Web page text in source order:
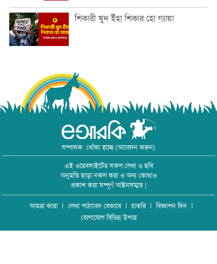
শিকারী খুদ ইঁহা শিকার হো গ্যায়া
সম্পাদক: খোঁজা হচ্ছে (আবেদন করুন)
এই ওয়েবসাইটের সকল লেখা ও ছবি
অনুমতি ছাড়া নকল করা ও অন্য কোথাও
প্রকাশ করা সম্পূর্ণ আইনসম্মত |
আমরা কারা লেখা পাঠাবেন যেভাবে চাকরি
বিজ্ঞাপন দিন
যোগাযোগ বিভিন্ন উপায়